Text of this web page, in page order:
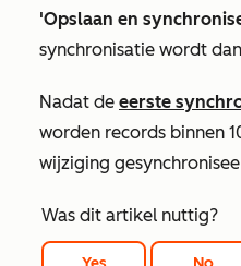
'Opslaan en
synchronisatie wordt
Nadat de eerste
worden records binnen
wijziging
Was dit artikel nuttig?